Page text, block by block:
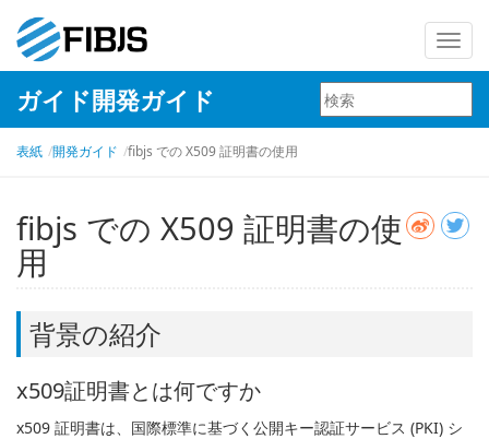
ナ
ビ
ー
ン
を
ガイド開発ガイド
表紙 開発ガイド fibjs での X509 証明書の使用
fibjs での X509 証明書の使
用
背景の紹介
x509証明書とは何ですか
x509 証明書は、国際標準に基づく公開キー認証サービス (PKI) シ